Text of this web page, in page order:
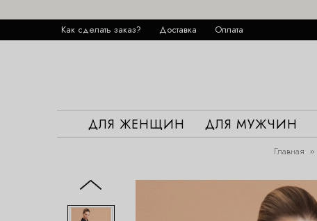
Как сделать заказ?
Доставка Оплата
ДЛЯ ЖЕНЩИН ДЛЯ МУЖЧИН
Главная